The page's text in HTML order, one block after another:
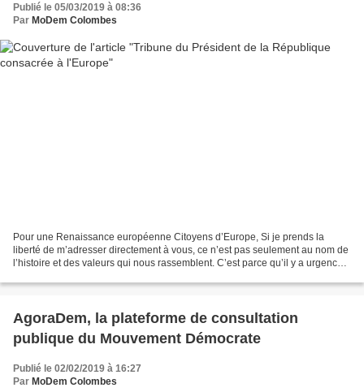
Publié le 05/03/2019 à 08:36
Par MoDem Colombes
Pour une Renaissance européenne Citoyens d’Europe, Si je prends la
liberté de m’adresser directement à vous, ce n’est pas seulement au nom de
l’histoire et des valeurs qui nous rassemblent. C’est parce qu’il y a urgence.
AgoraDem, la plateforme de consultation
publique du Mouvement Démocrate
Publié le 02/02/2019 à 16:27
Par MoDem Colombes